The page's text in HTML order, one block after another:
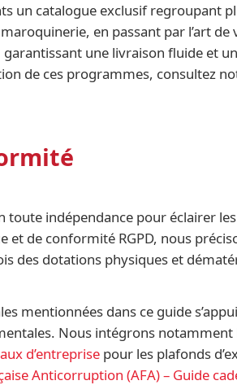
un catalogue exclusif regroupant
en passant par l’art
une livraison fluide et
de ces programmes, consultez
indépendance pour éclairer les
de conformité RGPD, nous
des dotations physiques et
mentionnées dans ce guide
Nous intégrons notamment
d’entreprise pour les plafonds
Anticorruption (AFA) – Guide